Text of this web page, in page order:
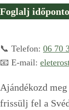
Foglalj
📞 Telefon: 06 70
📧 E-mail:
Ajándékozd
frissülj fel a